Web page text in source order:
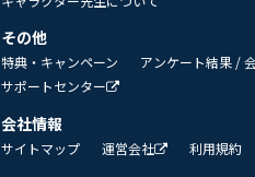
その他
特典・キャンペーン アンケート結果 /
サポートセンター
会社情報
サイトマップ 運営会社 利用規約